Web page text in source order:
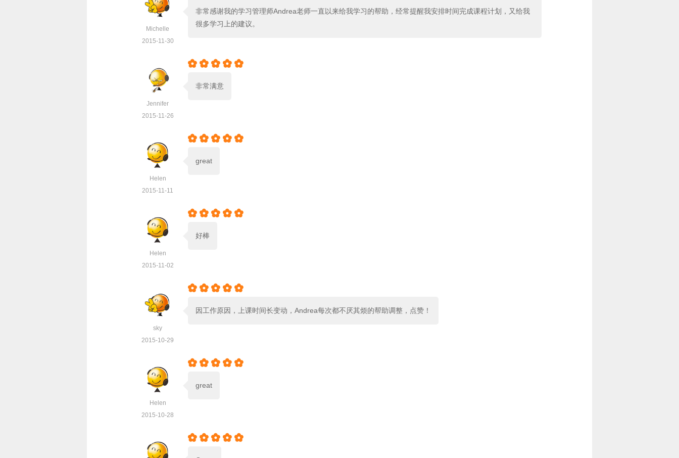
Michelle
2015-11-30
非常感谢我的学习管理师Andrea老师一直以来给我学习的帮助，经常提醒我安排时间完成课程计划，又给我
很多学习上的建议。
Jennifer
2015-11-26
    
非常满意
Helen
2015-11-11
    
great
Helen
2015-11-02
    
好棒
sky
2015-10-29
    
因工作原因，上课时间长变动，Andrea每次都不厌其烦的帮助调整，点赞！
Helen
2015-10-28
    
great
    